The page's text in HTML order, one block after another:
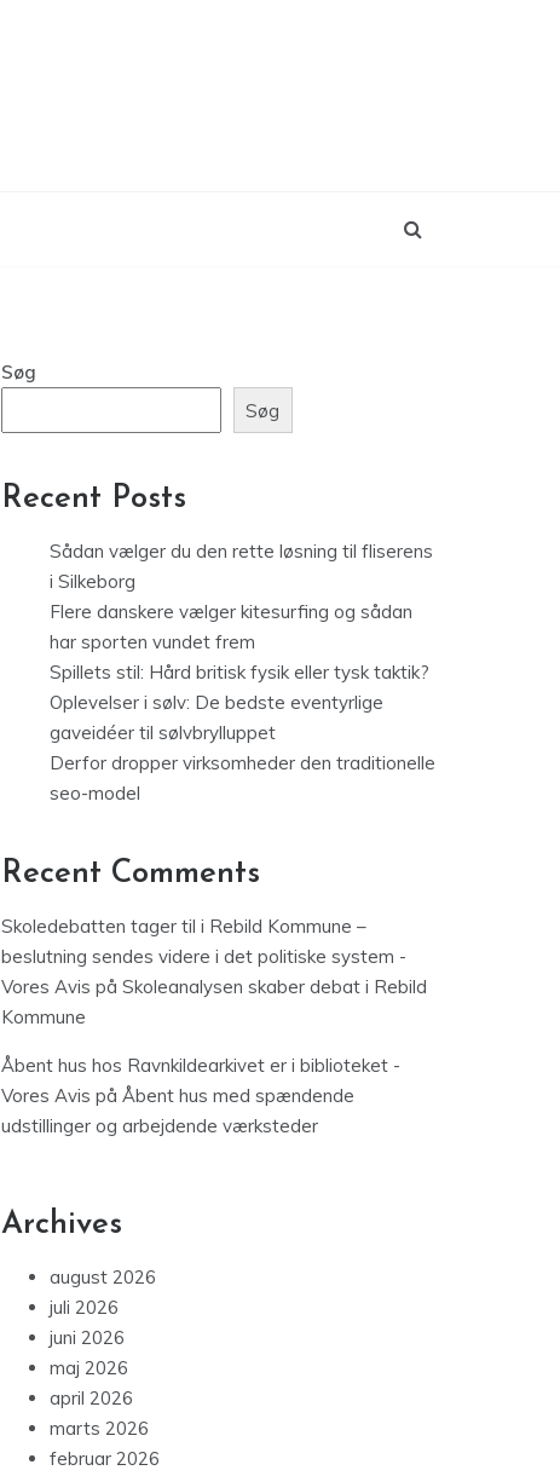
Søg
Søg
Recent Posts
Sådan vælger du den rette løsning til fliserens
i Silkeborg
Flere danskere vælger kitesurfing og sådan
har sporten vundet frem
Spillets stil: Hård britisk fysik eller tysk taktik?
Oplevelser i sølv: De bedste eventyrlige
gaveidéer til sølvbrylluppet
Derfor dropper virksomheder den traditionelle
seo-model
Recent Comments
Skoledebatten tager til i Rebild Kommune –
beslutning sendes videre i det politiske system -
Vores Avis på Skoleanalysen skaber debat i Rebild
Kommune
Åbent hus hos Ravnkildearkivet er i biblioteket -
Vores Avis på Åbent hus med spændende
udstillinger og arbejdende værksteder
Archives
august 2026
juli 2026
juni 2026
maj 2026
april 2026
marts 2026
februar 2026